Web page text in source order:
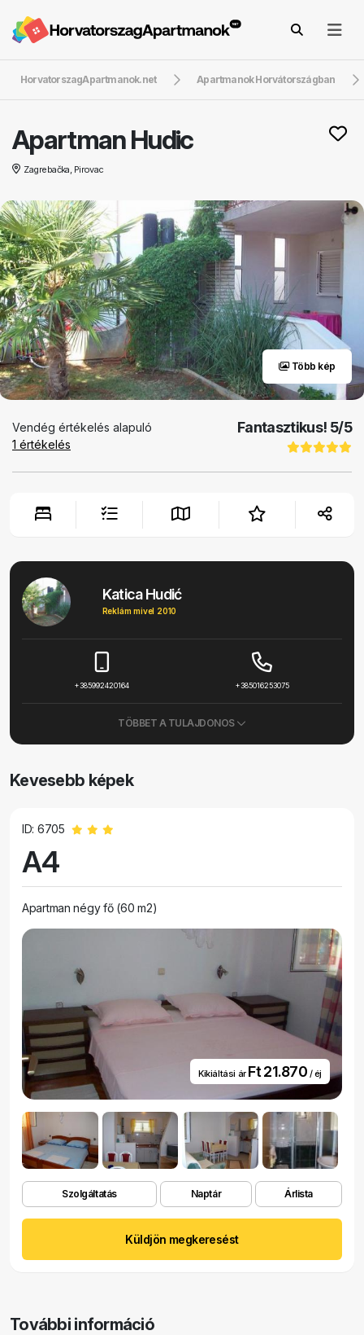
HorvatorszagApartmanok.net Apartmanok Horvátországban
Apartman Hudic
Zagrebačka, Pirovac
Több kép
Vendég értékelés alapuló
1 értékelés
Fantasztikus! 5/5
Katica Hudić
Reklám mivel 2010
+385992420164 +385016253075
TÖBBET A TULAJDONOS
Kevesebb képek
ID: 6705
A4
Apartman négy fő (60 m2)
Kikiáltási ár Ft 21.870 / éj
Szolgáltatás Naptár Árlista
Küldjön megkeresést
További információ